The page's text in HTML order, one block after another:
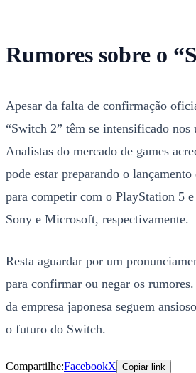
Rumores sobre o
Apesar da falta de confirmação
“Switch 2” têm se intensificado nos
Analistas do mercado de games
pode estar preparando o
para competir com o PlayStation 5
Sony e Microsoft, respectivamente.
Resta aguardar por um
para confirmar ou negar os
da empresa japonesa seguem
o futuro do Switch.
Compartilhe:FacebookX Copiar link